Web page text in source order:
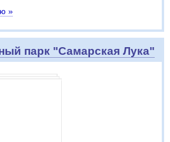
»
парк "Самарская Лука"